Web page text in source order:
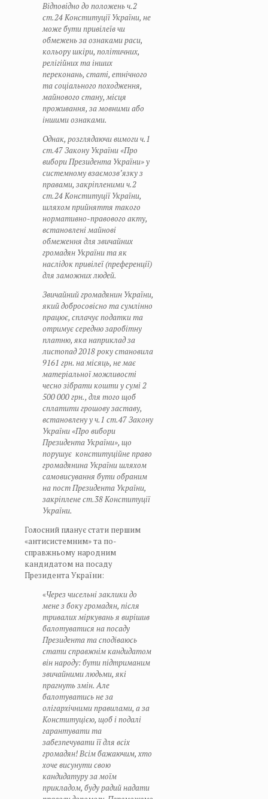
Відповідно до положень ч.2
ст.24 Конституції України, не
може бути привілеїв чи
обмежень за ознаками раси,
кольору шкіри, політичних,
релігійних та інших
переконань, статі, етнічного
та соціального походження,
майнового стану, місця
проживання, за мовними або
іншими ознаками.
Однак, розглядаючи вимоги ч.1
ст.47 Закону України «Про
вибори Президента України» у
системному взаємозв’язку з
правами, закріпленими ч.2
ст.24 Конституції України,
шляхом прийняття такого
нормативно-правового акту,
встановлені майнові
обмеження для звичайних
громадян України та як
наслідок привілеї (преференції)
для заможних людей.
Звичайний громадянин України,
який добросовісно та сумлінно
працює, сплачує податки та
отримує середню заробітну
платню, яка наприклад за
листопад 2018 року становила
9161 грн. на місяць, не має
матеріальної можливості
чесно зібрати кошти у сумі 2
500 000 грн., для того щоб
сплатити грошову заставу,
встановлену у ч.1 ст.47 Закону
України «Про вибори
Президента України», що
порушує конституційне право
громадянина України шляхом
самовисування бути обраним
на пост Президента України,
закріплене ст.38 Конституції
України.
Голосний планує стати першим
«антисистемним» та по-
справжньому народним
кандидатом на посаду
Президента України:
«Через чисельні заклики до
мене з боку громадян, після
тривалих міркувань я вирішив
балотуватися на посаду
Президента та сподіваюсь
стати справжнім кандидатом
він народу: бути підтриманим
звичайними людьми, які
прагнуть змін. Але
балотуватись не за
олігархічними правилами, а за
Конституцією, щоб і подалі
гарантувати та
забезпечувати її для всіх
громадян! Всім бажаючим, хто
хоче висунути свою
кандидатуру за моїм
прикладом, буду радий надати